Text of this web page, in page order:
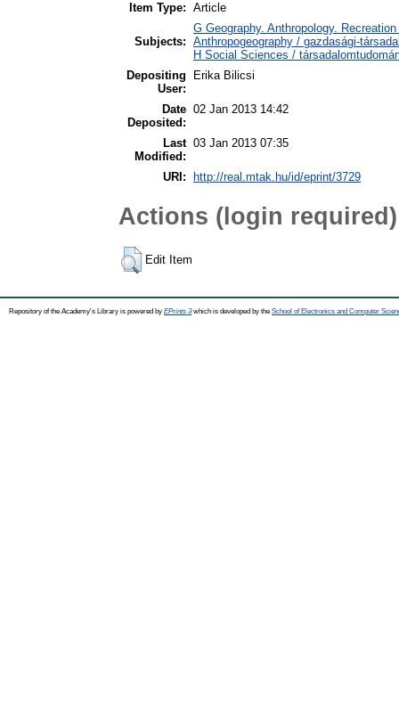
Item Type: Article
Subjects:
G Geography. Anthropology.
Anthropogeography / gazdasági-
H Social Sciences /
Depositing
User:
Erika Bilicsi
Date
Deposited:
02 Jan 2013 14:42
Last
Modified:
03 Jan 2013 07:35
URI: http://real.mtak.hu/id/eprint/3729
Actions (login required)
Edit Item
Repository of the Academy's Library is powered by EPrints 3which is developed by the School of Electronics and Computer